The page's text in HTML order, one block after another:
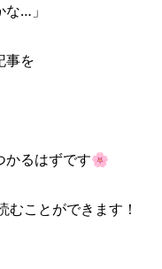
…」
事を
かるはずです🌸
ことができます！